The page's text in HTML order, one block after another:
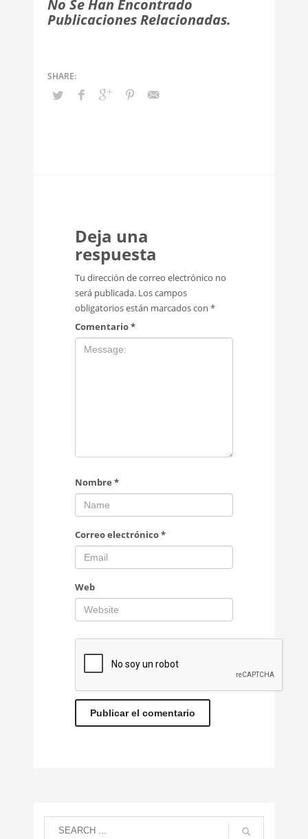
No Se Han Encontrado
Publicaciones Relacionadas.
Deja una
respuesta
Tu dirección de correo electrónico no
será publicada. Los campos
obligatorios están marcados con *
Comentario*
Nombre *
Correo electrónico*
Web